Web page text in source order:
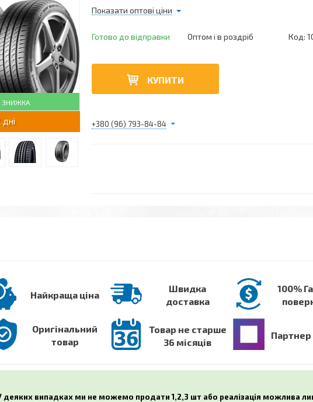
дні
Показати оптові ціни
Готово до відправки Оптом і в роздріб Код:
КУПИТИ
+380 (96) 793-84-84
Найкраща ціна
Швидка
доставка
100%
Оригінальний
товар
Товар не старше
36 місяців
Партнер
деяких випадках ми не можемо продати 1,2,3 шт або реалізація можлива